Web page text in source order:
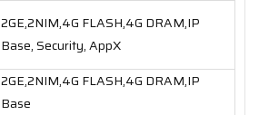
2GE,2NIM,4G FLASH,4G DRAM,IP
Base, Security, AppX
2GE,2NIM,4G FLASH,4G DRAM,IP
Base